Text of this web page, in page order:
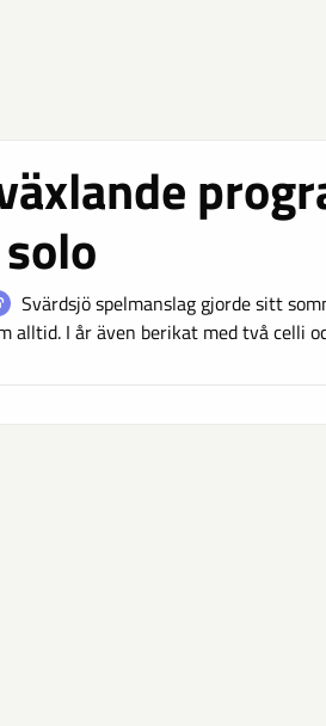
Svärdsjö spelmanslag gjorde sitt
alltid. I år även berikat med två celli